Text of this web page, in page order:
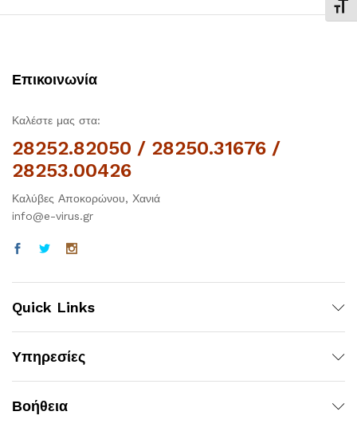
Επικοινωνία
Καλέστε μας στα:
28252.82050 / 28250.31676 /
28253.00426
Καλύβες Αποκορώνου, Χανιά
info@e-virus.gr
Quick Links
Υπηρεσίες
Βοήθεια